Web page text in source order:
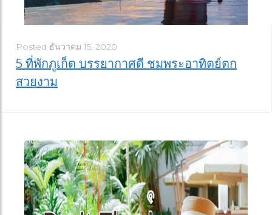
Posted ธันวาคม 15, 2020
5 ที่พักภูเก็ต บรรยากาศดี ชมพระอาทิตย์ตก
สวยงาม